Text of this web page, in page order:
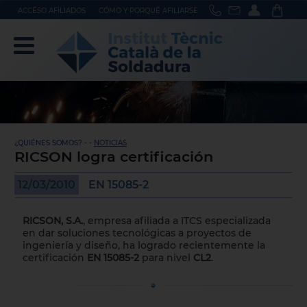
ACCÉSO AFILIADOS CÓMO Y PORQUÉ AFILIARSE
¿QUIÉNES SOMOS? - - NOTICIAS
RICSON logra certificación
12/03/2010 EN 15085-2
RICSON, S.A., empresa afiliada a ITCS especializada
en dar soluciones tecnológicas a proyectos de
ingeniería y diseño, ha logrado recientemente la
certificación EN 15085-2para nivel CL2.